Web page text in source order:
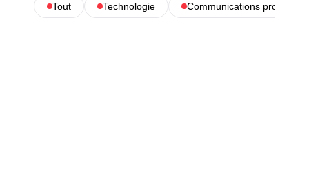
Tout Technologie Communications